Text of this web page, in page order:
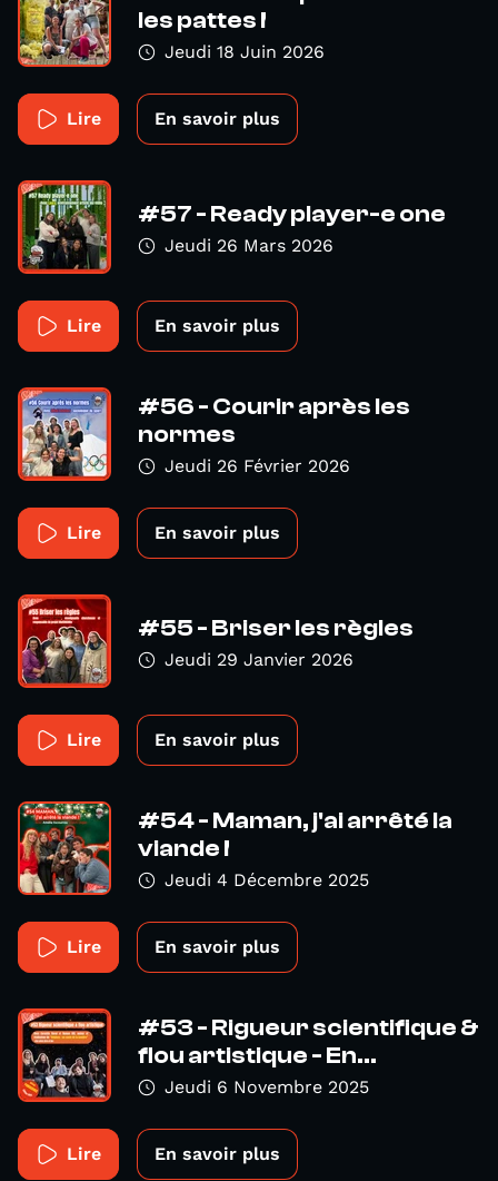
les pattes !
Jeudi 18 Juin 2026
Lire En savoir plus
#57 - Ready player-e one
Jeudi 26 Mars 2026
Lire En savoir plus
#56 - Courir après les
normes
Jeudi 26 Février 2026
Lire En savoir plus
#55 - Briser les règles
Jeudi 29 Janvier 2026
Lire En savoir plus
#54 - Maman, j'ai arrêté la
viande !
Jeudi 4 Décembre 2025
Lire En savoir plus
#53 - Rigueur scientifique &
flou artistique - En...
Jeudi 6 Novembre 2025
Lire En savoir plus